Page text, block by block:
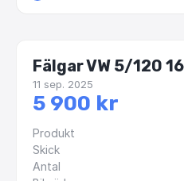
Fälgar VW 5/120
11 sep. 2025
5 900 kr
Produkt
Skick
Antal